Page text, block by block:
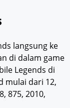
langsung ke
di dalam game
Legends di
mulai dari 12,
875, 2010,